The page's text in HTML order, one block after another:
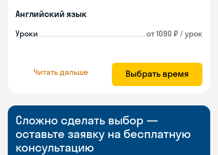
Английский язык
Уроки от 1090 ₽ / урок
Читать дальше Выбрать время
Сложно сделать выбор —
оставьте заявку на бесплатную
консультацию